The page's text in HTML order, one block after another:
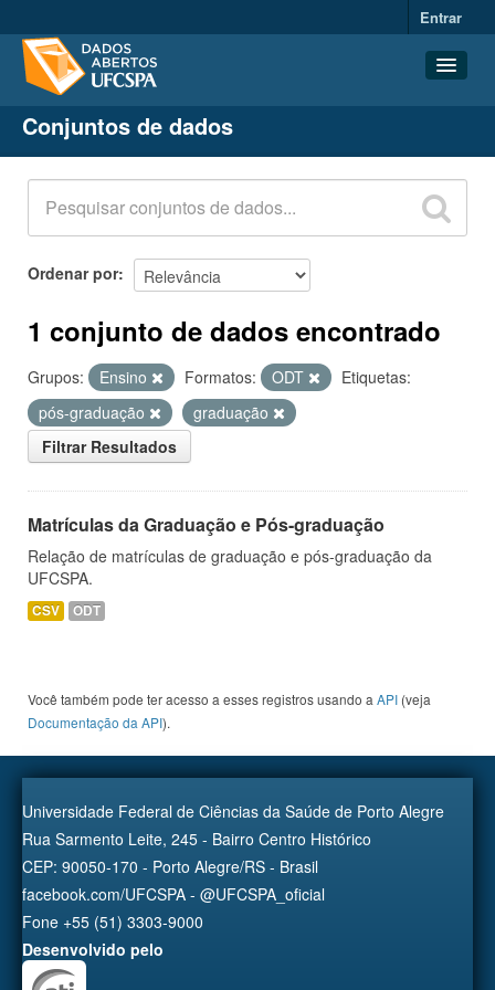
Entrar
Conjuntos de dados
Organizações
Grupos
Sobre
Conjuntos de dados
Ordenar por
1 conjunto de dados encontrado
Grupos: Ensino Formatos: ODT
Etiquetas:
pós-graduação
graduação
Filtrar Resultados
Matrículas da Graduação e Pós-graduação
Relação de matrículas de graduação e pós-graduação da
UFCSPA.
CSV ODT
Você também pode ter acesso a esses registros usando a API (veja
Documentação da API).
Universidade Federal de Ciências da Saúde de Porto Alegre
Rua Sarmento Leite, 245 - Bairro Centro Histórico
CEP: 90050-170 - Porto Alegre/RS - Brasil
facebook.com/UFCSPA - @UFCSPA_oficial
Fone +55 (51) 3303-9000
Desenvolvido pelo